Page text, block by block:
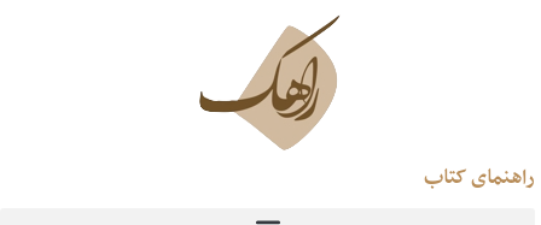
راهنمای کتاب